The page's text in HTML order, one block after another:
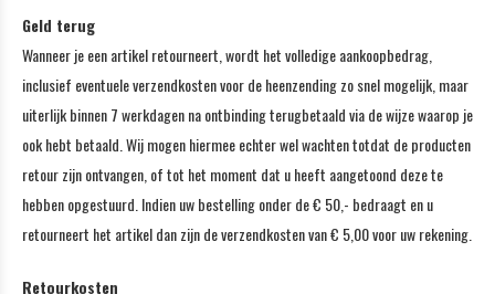
Geld terug
Wanneer je een artikel retourneert, wordt het volledige aankoopbedrag,
inclusief eventuele verzendkosten voor de heenzending zo snel mogelijk, maar
uiterlijk binnen 7 werkdagen na ontbinding terugbetaald via de wijze waarop je
ook hebt betaald. Wij mogen hiermee echter wel wachten totdat de producten
retour zijn ontvangen, of tot het moment dat u heeft aangetoond deze te
hebben opgestuurd. Indien uw bestelling onder de € 50,- bedraagt en u
retourneert het artikel dan zijn de verzendkosten van € 5,00 voor uw rekening.
Retourkosten